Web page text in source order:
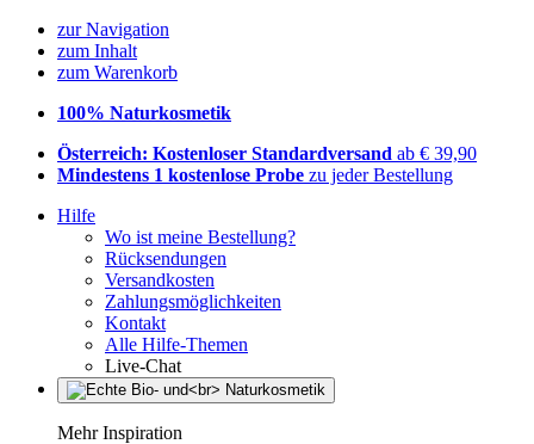
zur Navigation
zum Inhalt
zum Warenkorb
100% Naturkosmetik
Österreich: Kostenloser Standardversand ab € 39,90
Mindestens 1 kostenlose Probe zu jeder Bestellung
Hilfe
Wo ist meine Bestellung?
Rücksendungen
Versandkosten
Zahlungsmöglichkeiten
Kontakt
Alle Hilfe-Themen
Live-Chat
Mehr Inspiration